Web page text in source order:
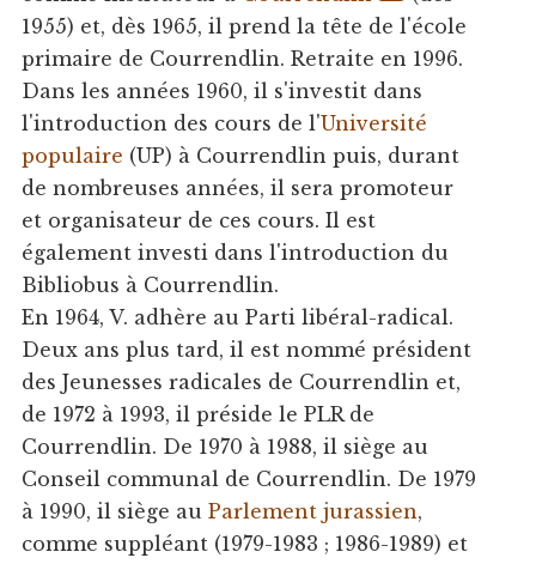
1955) et, dès 1965, il prend la tête de l'école
primaire de Courrendlin. Retraite en 1996.
Dans les années 1960, il s'investit dans
l'introduction des cours de l'Université
populaire (UP) à Courrendlin puis, durant
de nombreuses années, il sera promoteur
et organisateur de ces cours. Il est
également investi dans l'introduction du
Bibliobus à Courrendlin.
En 1964, V. adhère au Parti libéral-radical.
Deux ans plus tard, il est nommé président
des Jeunesses radicales de Courrendlin et,
de 1972 à 1993, il préside le PLR de
Courrendlin. De 1970 à 1988, il siège au
Conseil communal de Courrendlin. De 1979
à 1990, il siège au Parlement jurassien,
comme suppléant (1979-1983 ; 1986-1989) et